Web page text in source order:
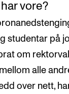
vore?
studentar på
om
alle
over nett,